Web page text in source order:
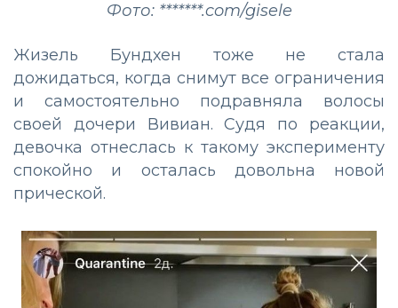
Фото: *******.com/gisele
Жизель Бундхен тоже не стала
дожидаться, когда снимут все ограничения
и самостоятельно подравняла волосы
своей дочери Вивиан. Судя по реакции,
девочка отнеслась к такому эксперименту
спокойно и осталась довольна новой
прической.